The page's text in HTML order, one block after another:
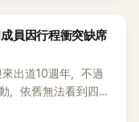
員因行程衝突缺席
出道10週年，不過
，依舊無法看到四人
將由Jisoo（智秀）、